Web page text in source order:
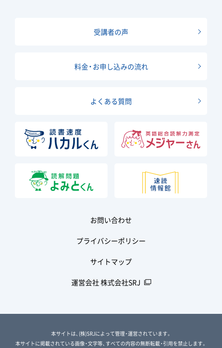
受講者の声
料金・お申し込みの流れ
よくある質問
お問い合わせ
プライバシーポリシー
サイトマップ
運営会社 株式会社SRJ
本サイトは、(株)SRJによって管理・運営されています。
本サイトに掲載されている画像・文字等、すべての内容の無断転載・引用を禁止します。